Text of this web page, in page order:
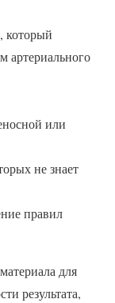
который
артериального
или
не знает
правил
для
результата,